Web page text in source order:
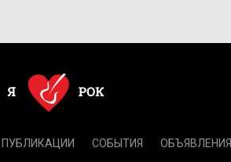
ПУБЛИКАЦИИ СОБЫТИЯ ОБЪЯВЛЕНИЯ